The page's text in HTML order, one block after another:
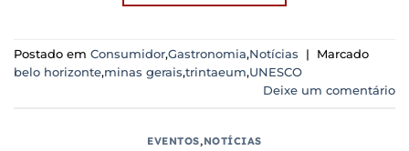
Postado em Consumidor,Gastronomia,Notícias |
Marcado
belo horizonte,minas gerais,trintaeum,UNESCO
Deixe um comentário
EVENTOS,NOTÍCIAS